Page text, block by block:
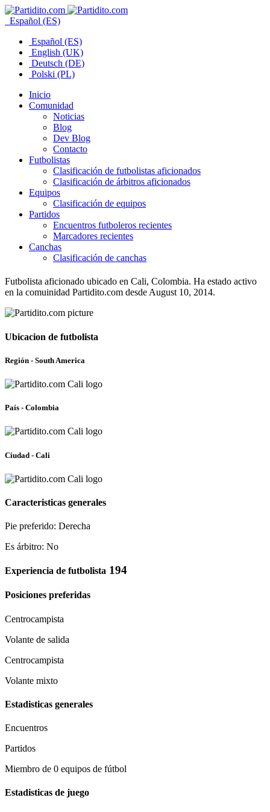
Español (ES)
Español (ES)
English (UK)
Deutsch (DE)
Polski (PL)
Inicio
Comunidad
Noticias
Blog
Dev Blog
Contacto
Futbolistas
Clasificación de futbolistas aficionados
Clasificación de árbitros aficionados
Equipos
Clasificación de equipos
Partidos
Encuentros futboleros recientes
Marcadores recientes
Canchas
Clasificación de canchas
Futbolista aficionado ubicado en Cali, Colombia. Ha estado activo
en la comuinidad Partidito.com desde August 10, 2014.
Ubicacion de futbolista
Región - South America
País - Colombia
Ciudad - Cali
Caracteristicas generales
Pie preferido: Derecha
Es árbitro: No
Experiencia de futbolista 194
Posiciones preferidas
Centrocampista
Volante de salida
Centrocampista
Volante mixto
Estadisticas generales
Encuentros
Partidos
Miembro de 0 equipos de fútbol
Estadisticas de juego